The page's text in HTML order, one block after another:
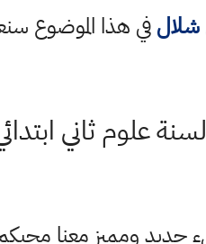
شلالفي هذا الموضوع
علوم ثاني
جديد ومميز معنا